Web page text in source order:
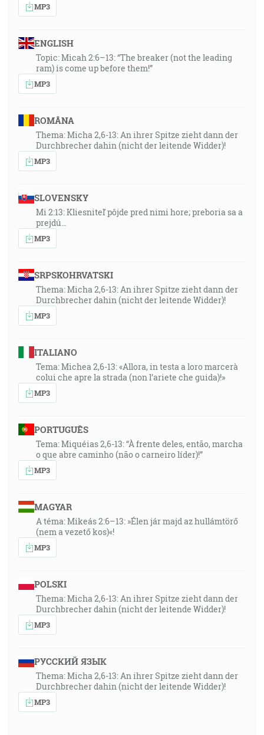
MP3
ENGLISH
Topic: Micah 2:6–13: “The breaker (not the leading
ram) is come up before them!”
MP3
ROMÂNA
Thema: Micha 2,6-13: An ihrer Spitze zieht dann der
Durchbrecher dahin (nicht der leitende Widder)!
MP3
SLOVENSKY
Mi 2:13: Kliesniteľ pôjde pred nimi hore; preboria sa a
prejdú…
MP3
SRPSKOHRVATSKI
Thema: Micha 2,6-13: An ihrer Spitze zieht dann der
Durchbrecher dahin (nicht der leitende Widder)!
MP3
ITALIANO
Tema: Michea 2,6-13: «Allora, in testa a loro marcerà
colui che apre la strada (non l’ariete che guida)!»
MP3
PORTUGUÊS
Tema: Miquéias 2,6-13: “À frente deles, então, marcha
o que abre caminho (não o carneiro líder)!”
MP3
MAGYAR
A téma: Mikeás 2:6–13: »Élen jár majd az hullámtörő
(nem a vezető kos)«!
MP3
POLSKI
Thema: Micha 2,6-13: An ihrer Spitze zieht dann der
Durchbrecher dahin (nicht der leitende Widder)!
MP3
РУССКИЙ ЯЗЫК
Thema: Micha 2,6-13: An ihrer Spitze zieht dann der
Durchbrecher dahin (nicht der leitende Widder)!
MP3